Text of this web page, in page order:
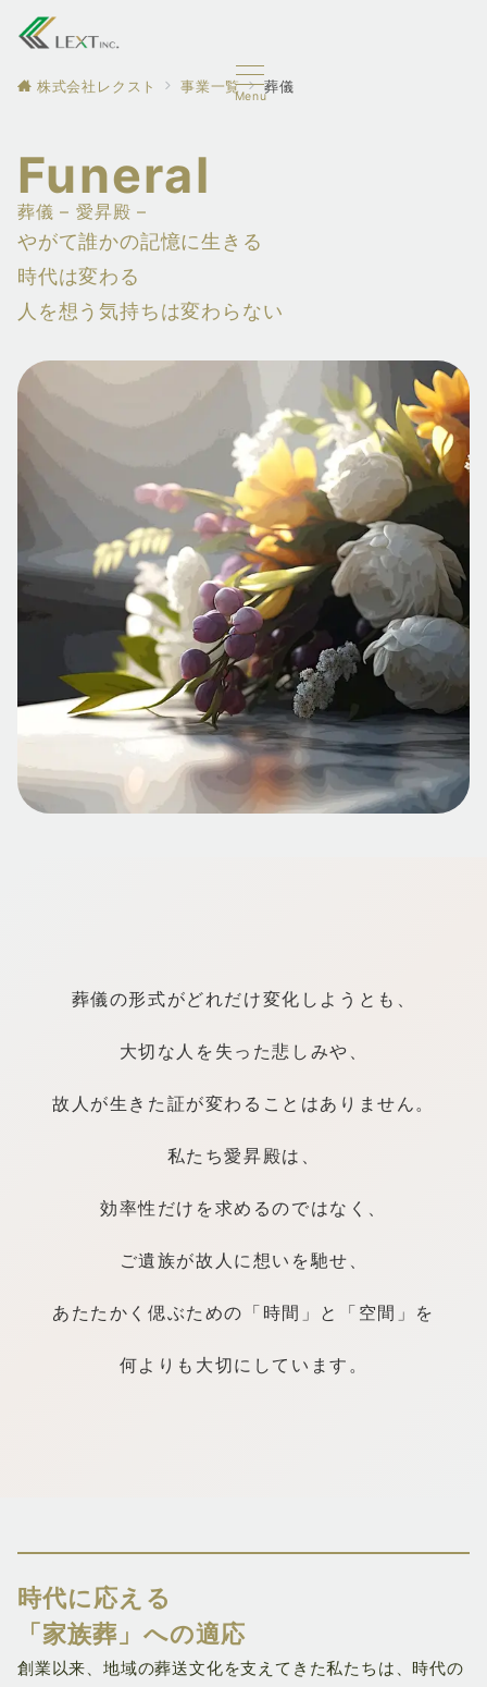
Menu
株式会社レクスト 事業一覧 葬儀
Funeral
葬儀 – 愛昇殿 –
やがて誰かの記憶に生きる
時代は変わる
人を想う気持ちは変わらない
葬儀の形式がどれだけ変化しようとも、
大切な人を失った悲しみや、
故人が生きた証が変わることはありません。
私たち愛昇殿は、
効率性だけを求めるのではなく、
ご遺族が故人に想いを馳せ、
あたたかく偲ぶための「時間」と「空間」を
何よりも大切にしています。
時代に応える
「家族葬」への適応
創業以来、地域の葬送文化を支えてきた私たちは、時代の